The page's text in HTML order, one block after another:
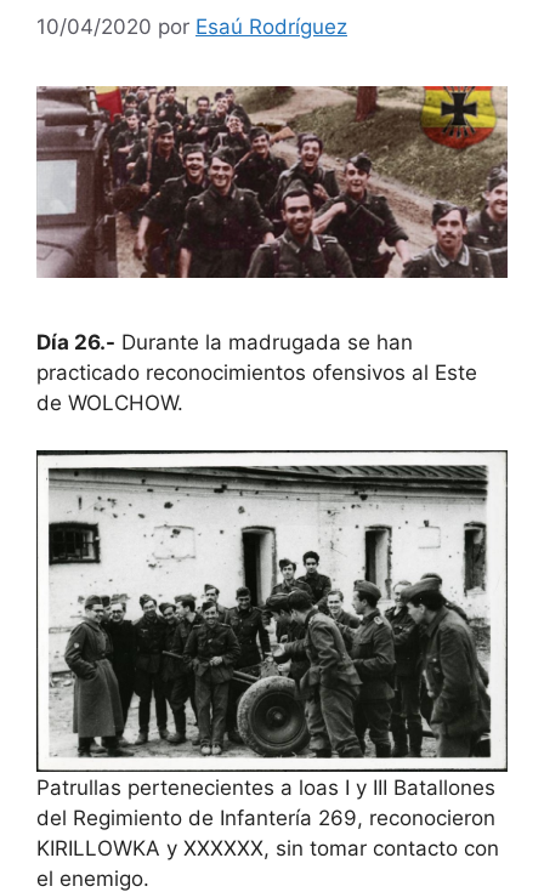
10/04/2020 por Esaú Rodríguez
Día 26.- Durante la madrugada se han
practicado reconocimientos ofensivos al Este
de WOLCHOW.
Patrullas pertenecientes a loas I y III Batallones
del Regimiento de Infantería 269, reconocieron
KIRILLOWKA y XXXXXX, sin tomar contacto con
el enemigo.